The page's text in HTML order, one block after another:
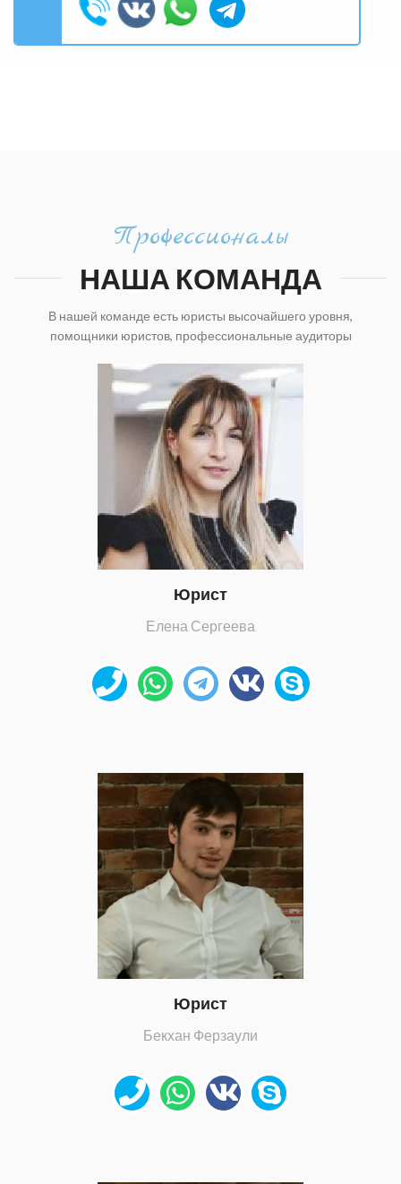
Профессионалы
НАША КОМАНДА
В нашей команде есть юристы высочайшего уровня,
помощники юристов, профессиональные аудиторы
Юрист
Елена Сергеева
Юрист
Бекхан Ферзаули